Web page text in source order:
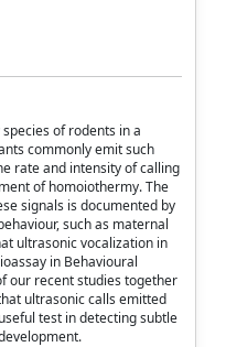
of rodents in a
commonly emit such
rate and intensity of calling
of homoiothermy. The
signals is documented by
such as maternal
ultrasonic vocalization in
in Behavioural
our recent studies together
ultrasonic calls emitted
test in detecting subtle